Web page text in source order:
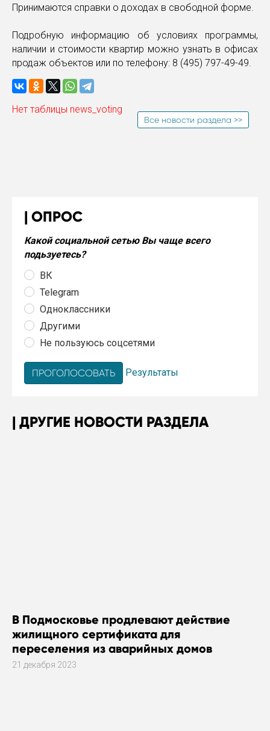
Принимаются справки о доходах в свободной форме.
Подробную информацию об условиях программы,
наличии и стоимости квартир можно узнать в офисах
продаж объектов или по телефону: 8 (495) 797-49-49.
Нет таблицы news_voting
Все новости раздела >>
ОПРОС
Какой социальной сетью Вы чаще всего
подьзуетесь?
ВК
Telegram
Одноклассники
Другими
Не пользуюсь соцсетями
Результаты
ДРУГИЕ НОВОСТИ РАЗДЕЛА
В Подмосковье продлевают действие
жилищного сертификата для
переселения из аварийных домов
21 декабря 2023